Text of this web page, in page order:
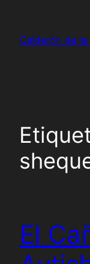
contenido
Calderón de la
El